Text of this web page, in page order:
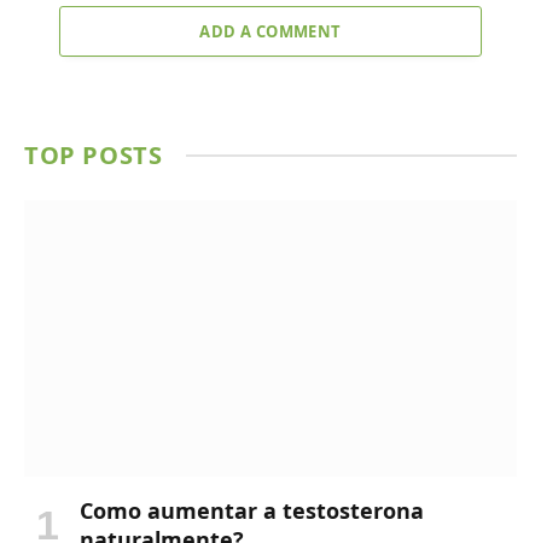
ADD A COMMENT
TOP POSTS
Como aumentar a testosterona